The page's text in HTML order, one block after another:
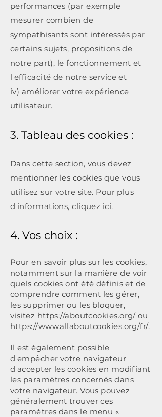
performances (par exemple
mesurer combien de
sympathisants sont intéressés par
certains sujets, propositions de
notre part), le fonctionnement et
l'efficacité de notre service et
iv) améliorer votre expérience
utilisateur.
3. Tableau des cookies :
Dans cette section, vous devez
mentionner les cookies que vous
utilisez sur votre site. Pour plus
d'informations,cliquez ici.
4. Vos choix :
Pour en savoir plus sur les cookies,
notamment sur la manière de voir
quels cookies ont été définis et de
comprendre comment les gérer,
les supprimer ou les bloquer,
visitez https://aboutcookies.org/ou
https://www.allaboutcookies.org/fr/.
Il est également possible
d'empêcher votre navigateur
d'accepter les cookies en modifiant
les paramètres concernés dans
votre navigateur. Vous pouvez
généralement trouver ces
paramètres dans le menu «